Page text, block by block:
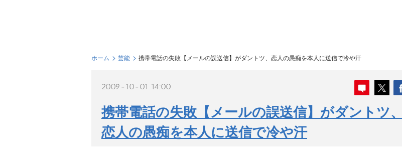
ホーム 芸能 携帯電話の失敗【メールの誤送信】がダントツ、恋人の愚痴を本人に送信で冷や汗
2009-10-01 14:00
携帯電話の失敗【メールの誤送信】がダントツ、
恋人の愚痴を本人に送信で冷や汗